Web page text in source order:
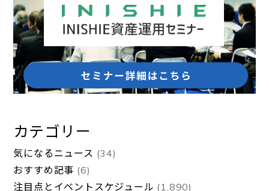
カテゴリー
気になるニュース (34)
おすすめ記事 (6)
注目点とイベントスケジュール (1,890)